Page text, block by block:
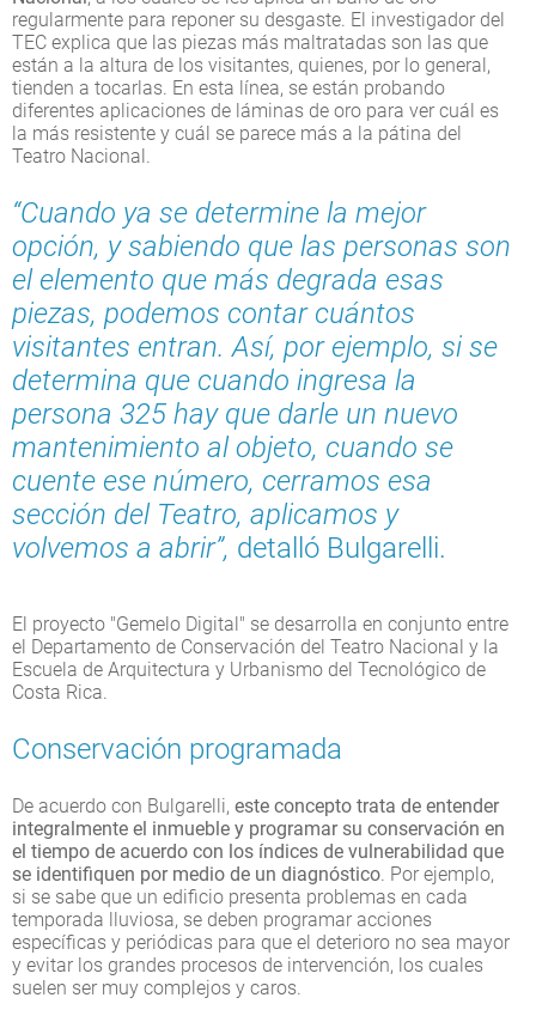
regularmente para reponer su desgaste. El investigador del
TEC explica que las piezas más maltratadas son las que
están a la altura de los visitantes, quienes, por lo general,
tienden a tocarlas. En esta línea, se están probando
diferentes aplicaciones de láminas de oro para ver cuál es
la más resistente y cuál se parece más a la pátina del
Teatro Nacional.
“Cuando ya se determine la mejor
opción, y sabiendo que las personas son
el elemento que más degrada esas
piezas, podemos contar cuántos
visitantes entran. Así, por ejemplo, si se
determina que cuando ingresa la
persona 325 hay que darle un nuevo
mantenimiento al objeto, cuando se
cuente ese número, cerramos esa
sección del Teatro, aplicamos y
volvemos a abrir”, detalló Bulgarelli.
El proyecto "Gemelo Digital" se desarrolla en conjunto entre
el Departamento de Conservación del Teatro Nacional y la
Escuela de Arquitectura y Urbanismo del Tecnológico de
Costa Rica.
Conservación programada
De acuerdo con Bulgarelli, este concepto trata de entender
integralmente el inmueble y programar su conservación en
el tiempo de acuerdo con los índices de vulnerabilidad que
se identifiquen por medio de un diagnóstico. Por ejemplo,
si se sabe que un edificio presenta problemas en cada
temporada lluviosa, se deben programar acciones
específicas y periódicas para que el deterioro no sea mayor
y evitar los grandes procesos de intervención, los cuales
suelen ser muy complejos y caros.